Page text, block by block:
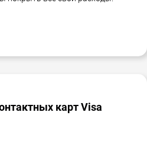
карт Visa